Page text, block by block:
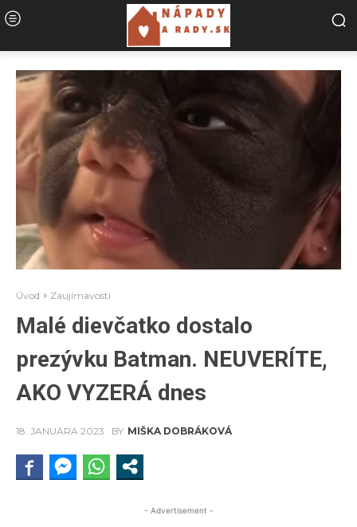
Úvod Zaujímavosti
Malé dievčatko dostalo
prezývku Batman. NEUVERÍTE,
AKO VYZERÁ dnes
18. JANUÁRA 2023 BY MIŠKA DOBRÁKOVÁ
- Advertisement -